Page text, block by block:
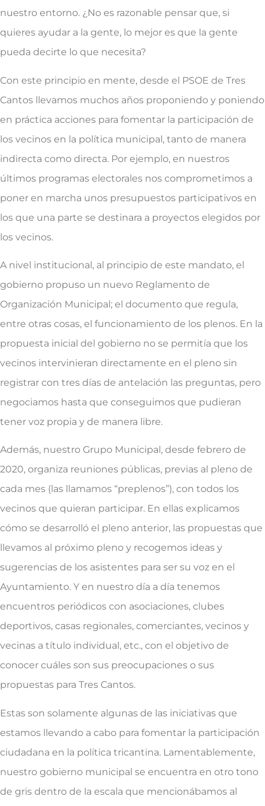
nuestro entorno. ¿No es razonable pensar que, si
quieres ayudar a la gente, lo mejor es que la gente
pueda decirte lo que necesita?
Con este principio en mente, desde el PSOE de Tres
Cantos llevamos muchos años proponiendo y poniendo
en práctica acciones para fomentar la participación de
los vecinos en la política municipal, tanto de manera
indirecta como directa. Por ejemplo, en nuestros
últimos programas electorales nos comprometimos a
poner en marcha unos presupuestos participativos en
los que una parte se destinara a proyectos elegidos por
los vecinos.
A nivel institucional, al principio de este mandato, el
gobierno propuso un nuevo Reglamento de
Organización Municipal; el documento que regula,
entre otras cosas, el funcionamiento de los plenos. En la
propuesta inicial del gobierno no se permitía que los
vecinos intervinieran directamente en el pleno sin
registrar con tres días de antelación las preguntas, pero
negociamos hasta que conseguimos que pudieran
tener voz propia y de manera libre.
Además, nuestro Grupo Municipal, desde febrero de
2020, organiza reuniones públicas, previas al pleno de
cada mes (las llamamos “preplenos”), con todos los
vecinos que quieran participar. En ellas explicamos
cómo se desarrolló el pleno anterior, las propuestas que
llevamos al próximo pleno y recogemos ideas y
sugerencias de los asistentes para ser su voz en el
Ayuntamiento. Y en nuestro día a día tenemos
encuentros periódicos con asociaciones, clubes
deportivos, casas regionales, comerciantes, vecinos y
vecinas a título individual, etc., con el objetivo de
conocer cuáles son sus preocupaciones o sus
propuestas para Tres Cantos.
Estas son solamente algunas de las iniciativas que
estamos llevando a cabo para fomentar la participación
ciudadana en la política tricantina. Lamentablemente,
nuestro gobierno municipal se encuentra en otro tono
de gris dentro de la escala que mencionábamos al